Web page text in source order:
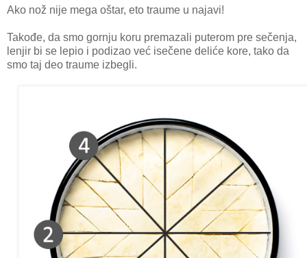
Ako nož nije mega oštar, eto traume u najavi!
Takođe, da smo gornju koru premazali puterom pre sečenja,
lenjir bi se lepio i podizao već isečene deliće kore, tako da
smo taj deo traume izbegli.